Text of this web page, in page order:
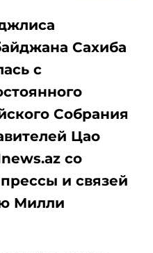
Сахиба
с
Собрания
Цао
со
и связей
Милли